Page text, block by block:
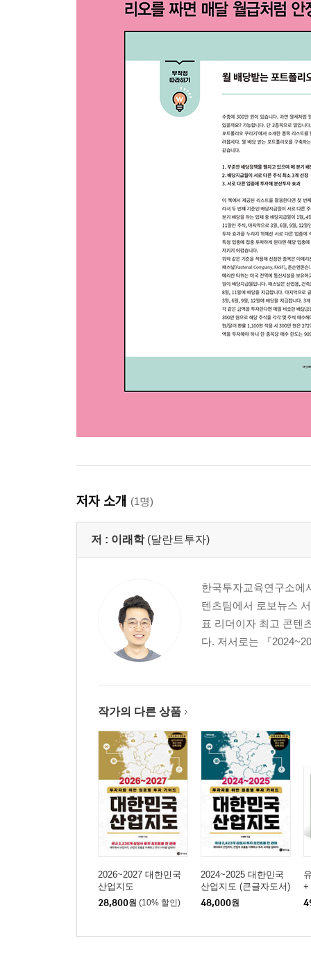
우선주 ETF
22 미국 배당주 투자 시 참고해야 할 사이트
배당주 발굴에 적합한 사이트
개별 배당주 분석에 적합한 사이트
따끈따끈한 배당 발표 소식은 어디서 접할까?
[무작정 따라하기] 다음 중 장기적으로 투자할 만
여섯째마당. 투자자 맞춤형 배당 포트폴리오 꾸리기
[투자이야기] 어떻게 지속 가능한 투자를 할 것인가
23 나에게 맞는 배당주 투자 방법은 무엇일까?
보수적인 투자자를 위한 배당주 투자
수익과 안전, 둘 다 추구하는 배당주 투자
공격적인 투자자를 위한 배당주 투자
저자 소개 (1명)
저 : 이래학 (달란트투자)
한국투자교육연구소에
텐츠팀에서 로보뉴스
표 리더이자 최고 콘텐
다. 저서로는 『
작가의 다른 상품
2026~2027 대한민국
산업지도
28,800원 (10% 할인)
2024~2025 대한민국
산업지도 (큰글자도서)
48,000원
+